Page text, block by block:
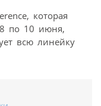
которая
по 10 июня,
всю линейку